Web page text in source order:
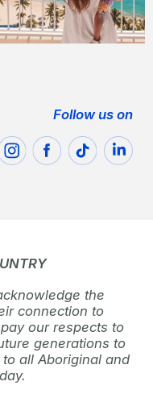
Follow us on
the
connection to
our respects to
generations to
all Aboriginal and